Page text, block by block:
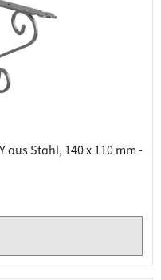
aus Stahl, 140 x 110 mm -